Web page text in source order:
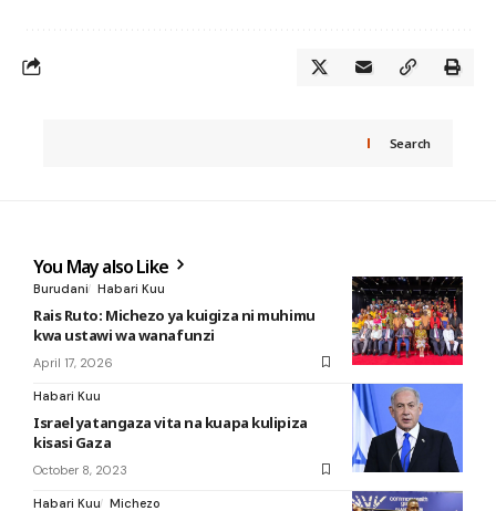
Search
You May also Like
Burudani Habari Kuu
Rais Ruto: Michezo ya kuigiza ni muhimu
kwa ustawi wa wanafunzi
April 17, 2026
Habari Kuu
Israel yatangaza vita na kuapa kulipiza
kisasi Gaza
October 8, 2023
Habari Kuu Michezo